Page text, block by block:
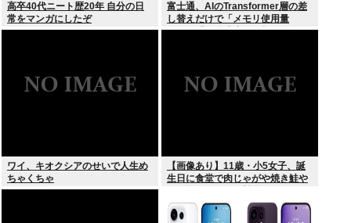
高卒40代ニート歴20年 自分の日
常をマンガにしたぞ
富士通、AIのTransformer層の差
し替えだけで「メモリ使用量
1/10」「処理速度475倍」になる
ワイ、キオクシアのせいで人生め
ちゃくちゃ
【画像あり】11歳・小5女子、誕
生日に食堂で肉じゃがや焼き鮭や
みたいに食べる